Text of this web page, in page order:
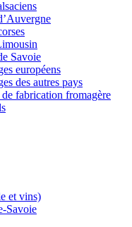
Savoie
européens
des autres pays
fabrication fromagère
et vins)
Savoie